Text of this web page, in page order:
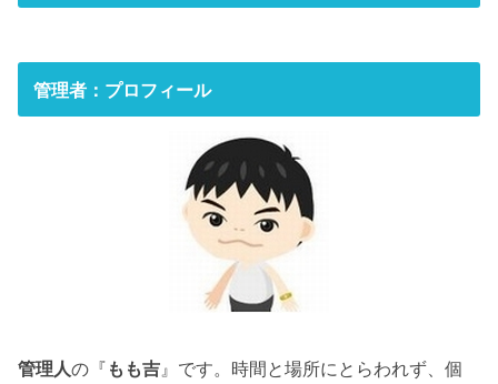
管理者：プロフィール
管理人の『 もも吉 』です。時間と場所にとらわれず、個